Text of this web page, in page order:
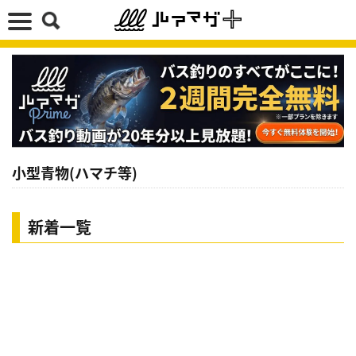
小型青物(ハマチ等)
新着一覧